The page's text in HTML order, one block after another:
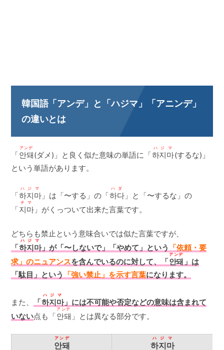
韓国語「アンデ」と「ハジマ」「アニンデ」
の違いとは
「안돼
アンデ
(ダメ)」と良く似た意味の単語に「하지마
ハジマ
(するな)」
という単語があります。
「하지마
ハジマ
」は「〜する」の「하다
ハダ
」と「〜するな」の
「지마
チマ
」がくっついて出来た言葉です。
どちらも禁止という意味合いでは似た言葉ですが、
「하지마
ハジマ
」が「〜しないで」「やめて」という
「依頼・要
求」のニュアンスを含んでいるのに対して、「안돼
アンデ
」は
「駄目」という
「強い禁止」を示す言葉になります。
また、 「하지마
ハジマ
」には不可能や否定などの意味は含まれて
いない点も「안돼
アンデ
」とは異なる部分です。
안돼
アンデ
하지마
ハジマ